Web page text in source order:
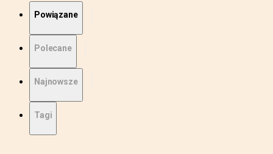
Powiązane
Polecane
Najnowsze
Tagi